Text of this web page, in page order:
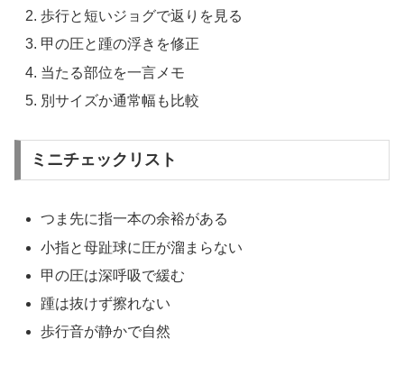
歩行と短いジョグで返りを見る
甲の圧と踵の浮きを修正
当たる部位を一言メモ
別サイズか通常幅も比較
ミニチェックリスト
つま先に指一本の余裕がある
小指と母趾球に圧が溜まらない
甲の圧は深呼吸で緩む
踵は抜けず擦れない
歩行音が静かで自然